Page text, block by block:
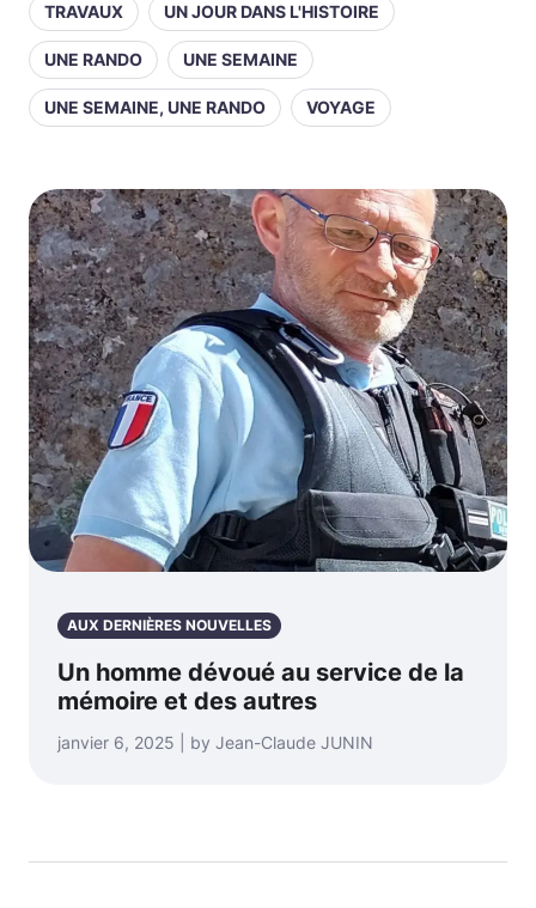
TRAVAUX UN JOUR DANS L'HISTOIRE
UNE RANDO UNE SEMAINE
UNE SEMAINE, UNE RANDO VOYAGE
AUX DERNIÈRES NOUVELLES
Un homme dévoué au service de la
mémoire et des autres
janvier 6, 2025 | by Jean-Claude JUNIN